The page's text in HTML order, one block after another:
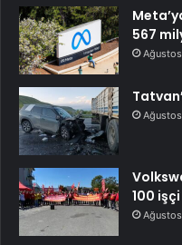
567
100 işçi